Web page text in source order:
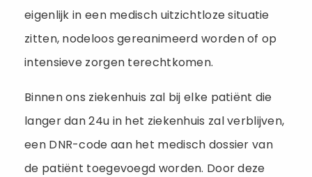
eigenlijk in een medisch uitzichtloze situatie
zitten, nodeloos gereanimeerd worden of op
intensieve zorgen terechtkomen.
Binnen ons ziekenhuis zal bij elke patiënt die
langer dan 24u in het ziekenhuis zal verblijven,
een DNR-code aan het medisch dossier van
de patiënt toegevoegd worden. Door deze